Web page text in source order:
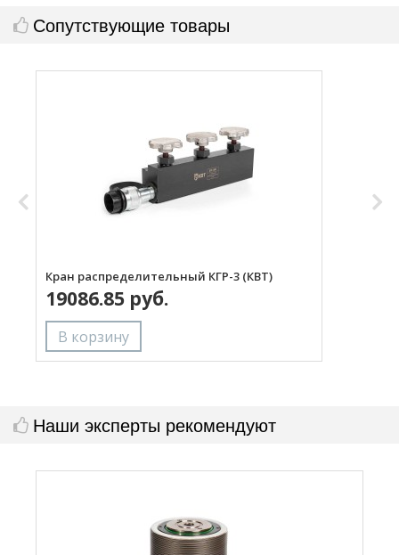
Сопутствующие товары
Кран распределительный КГР-3 (КВТ)
19086.85 руб.
Наши эксперты рекомендуют